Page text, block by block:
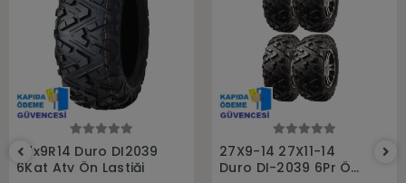
27x9R14 Duro DI2039
6Kat Atv Ön Lastiği
27X9-14 27X11-14
Duro DI-2039 6Pr Ön